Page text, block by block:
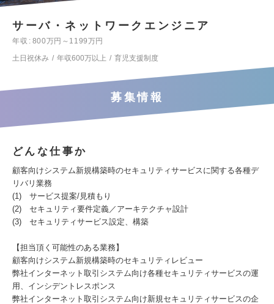
サーバ・ネットワークエンジニア
年収
800万円～1199万円
土日祝休み
年収600万以上 育児支援制度
募集情報
どんな仕事か
顧客向けシステム新規構築時のセキュリティサービスに関する各種デ
リバリ業務
(1) サービス提案/見積もり
(2) セキュリティ要件定義／アーキテクチャ設計
(3) セキュリティサービス設定、構築
【担当頂く可能性のある業務】
顧客向けシステム新規構築時のセキュリティレビュー
弊社インターネット取引システム向け各種セキュリティサービスの運
用、インシデントレスポンス
弊社インターネット取引システム向け新規セキュリティサービスの企